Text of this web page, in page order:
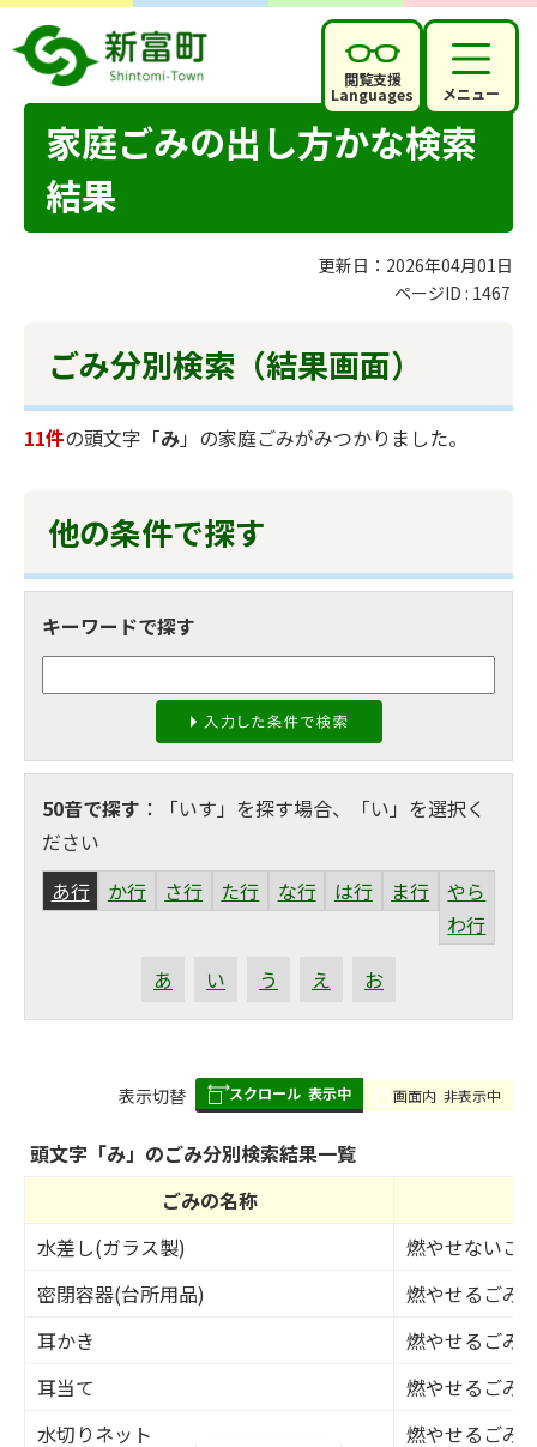
閲覧支援
Languages メニュー
家庭ごみの出し方かな検索
結果
更新日：2026年04月01日
ページID : 1467
ごみ分別検索 （結果画面）
11件の頭文字「み」の家庭ごみがみつかりました。
他の条件で探す
キーワードで探す
50音で探す ：「いす」を探す場合、「い」を選択く
ださい
あ行
か行 さ行 た行 な行 は行 ま行
やら
わ行
あ
い う え お
表
み
の
表示切替 スクロール 表示中 画面内 非表示中
頭文字「み」のごみ分別検索結果一覧
ごみの名称
水差し(ガラス製)
燃やせないご
密閉容器(台所用品)
燃やせるごみ
耳かき
燃やせるごみ
耳当て
燃やせるごみ
水切りネット
燃やせるごみ